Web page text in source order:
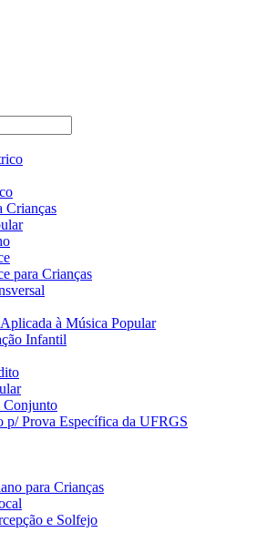
Crianças
para Crianças
à Música Popular
Infantil
Conjunto
p/ Prova Específica da UFRGS
para Crianças
e Solfejo